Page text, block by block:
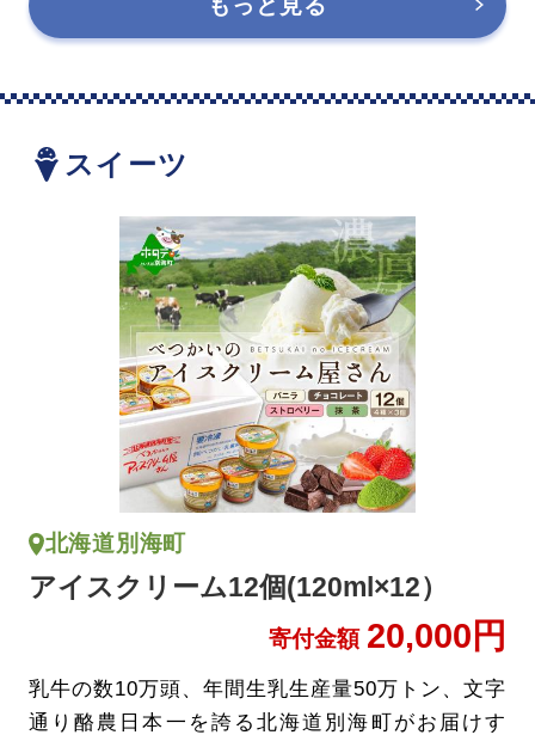
もっと見る
スイーツ
北海道別海町
アイスクリーム12個(120ml×12）
寄付金額 20,000円
乳牛の数10万頭、年間生乳生産量50万トン、文字
通り酪農日本一を誇る北海道別海町がお届けす